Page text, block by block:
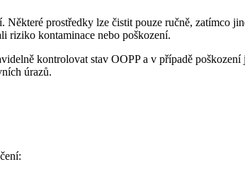
prostředky lze čistit pouze ručně, zatímco
riziko kontaminace nebo poškození.
kontrolovat stav OOPP a v případě
úrazů.